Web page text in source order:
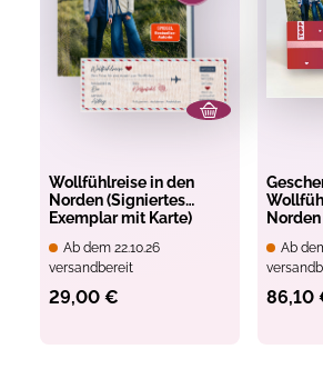
Wollfühlreise in den
Norden (Signiertes
Exemplar mit Karte)
Ab dem 22.10.26
versandbereit
29,00 €
Norden
Ab
86,10